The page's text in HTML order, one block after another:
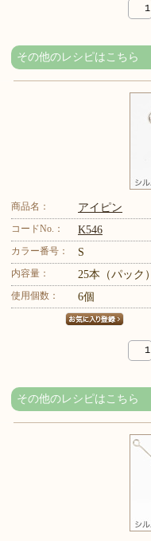
その他のレシピはこちら
商品名： アイピン
コードNo.： K546
カラー番号： S
内容量： 25本（パック）
使用個数： 6個
その他のレシピはこちら